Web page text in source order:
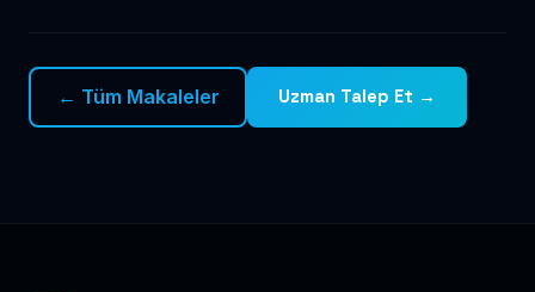
← Tüm Makaleler Uzman Talep Et →